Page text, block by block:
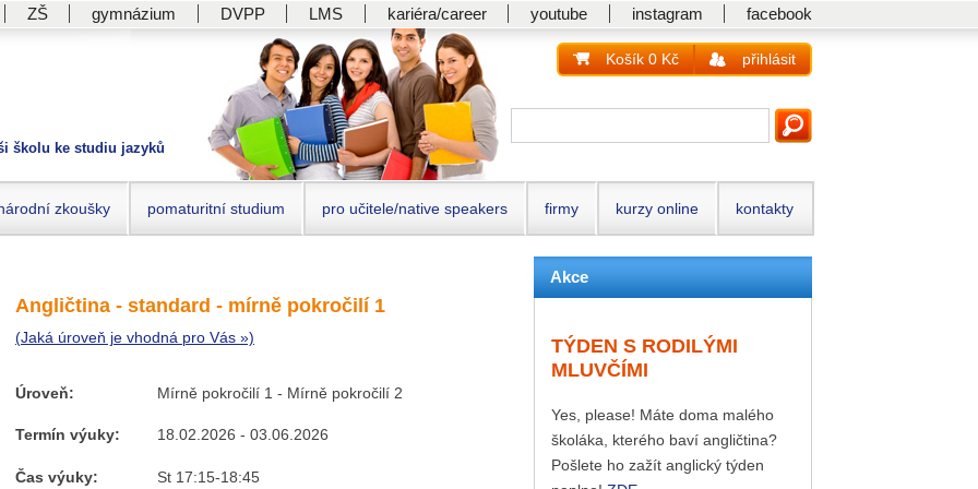
ZŠ gymnázium DVPP LMS kariéra/career youtube instagram facebook
školu ke studiu jazyků
Košík 0 Kč přihlásit
zkoušky pomaturitní studium pro učitele/native speakers firmy kurzy online kontakty
Angličtina - standard - mírně pokročilí 1
(Jaká úroveň je vhodná pro Vás »)
Úroveň: Mírně pokročilí 1 - Mírně pokročilí 2
Termín výuky: 18.02.2026 - 03.06.2026
Čas výuky: St 17:15-18:45
Akce
TÝDEN S RODILÝMI
MLUVČÍMI
Yes, please! Máte doma malého
školáka, kterého baví angličtina?
Pošlete ho zažít anglický týden